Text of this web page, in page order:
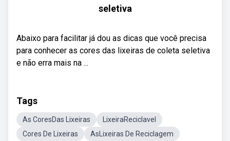
seletiva
Abaixo para facilitar já dou as dicas que você precisa
para conhecer as cores das lixeiras de coleta seletiva
e não erra mais na ...
Tags
As CoresDas Lixeiras
LixeiraReciclavel
Cores De Lixeiras
AsLixeiras De Reciclagem